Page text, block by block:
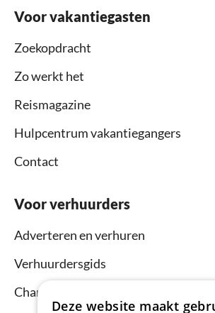
Voor vakantiegasten
Zoekopdracht
Zo werkt het
Reismagazine
Hulpcentrum vakantiegangers
Contact
Voor verhuurders
Adverteren en verhuren
Verhuurdersgids
Channel Manager
Deze website maakt